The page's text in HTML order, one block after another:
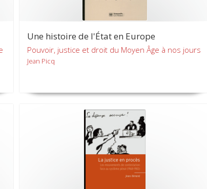
Une histoire de l'État en Europe
Pouvoir, justice et droit du Moyen Âge à nos jours
Jean Picq